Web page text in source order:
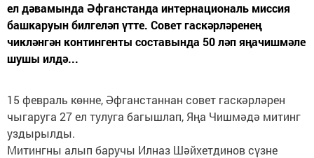
ел дәвамында Әфганстанда интернациональ миссия
башкаруын билгеләп үтте. Совет гаскәрләренең
чикләнгән контингенты составында 50 ләп яңачишмәле
шушы илдә...
15 февраль көнне, Әфганстаннан совет гаскәрләрен
чыгаруга 27 ел тулуга багышлап, Яңа Чишмәдә митинг
уздырылды.
Митингны алып баручы Илназ Шәйхетдинов сүзне